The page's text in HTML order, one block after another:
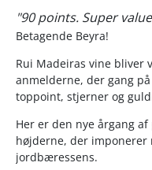
"90 points. Super
Betagende Beyra!
Rui Madeiras vine bliver
anmelderne, der gang
toppoint, stjerner og
Her er den nye årgang
højderne, der imponerer
jordbæressens.